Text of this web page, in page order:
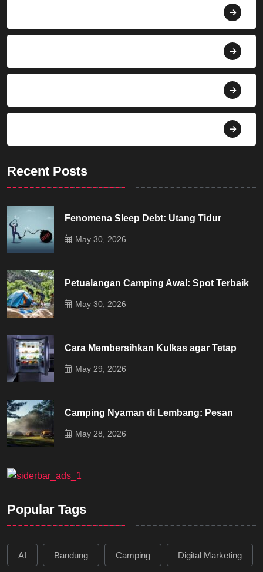
Recent Posts
Fenomena Sleep Debt: Utang Tidur
May 30, 2026
Petualangan Camping Awal: Spot Terbaik
May 30, 2026
Cara Membersihkan Kulkas agar Tetap
May 29, 2026
Camping Nyaman di Lembang: Pesan
May 28, 2026
Popular Tags
AI Bandung Camping Digital Marketing